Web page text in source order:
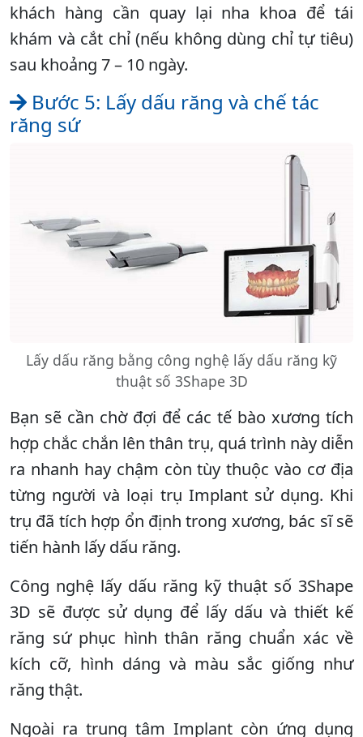
khách hàng cần quay lại nha khoa để tái
khám và cắt chỉ (nếu không dùng chỉ tự tiêu)
sau khoảng 7 – 10 ngày.
Bước 5: Lấy dấu răng và chế tác
răng sứ
Lấy dấu răng bằng công nghệ lấy dấu răng kỹ
thuật số 3Shape 3D
Bạn sẽ cần chờ đợi để các tế bào xương tích
hợp chắc chắn lên thân trụ, quá trình này diễn
ra nhanh hay chậm còn tùy thuộc vào cơ địa
từng người và loại trụ Implant sử dụng. Khi
trụ đã tích hợp ổn định trong xương, bác sĩ sẽ
tiến hành lấy dấu răng.
Công nghệ lấy dấu răng kỹ thuật số 3Shape
3D sẽ được sử dụng để lấy dấu và thiết kế
răng sứ phục hình thân răng chuẩn xác về
kích cỡ, hình dáng và màu sắc giống như
răng thật.
Ngoài ra trung tâm Implant còn ứng dụng